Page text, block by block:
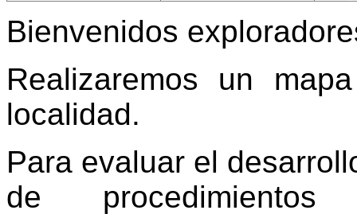
Bienvenidos
Realizaremos un
localidad.
Para evaluar el
de